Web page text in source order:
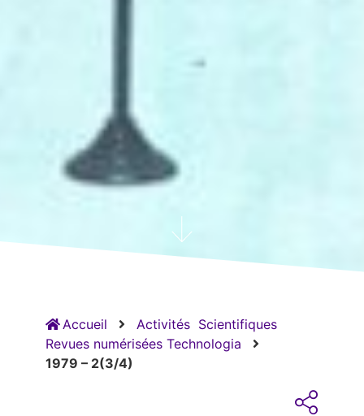
Accueil Activités Scientifiques
Revues numérisées Technologia
1979 – 2(3/4)